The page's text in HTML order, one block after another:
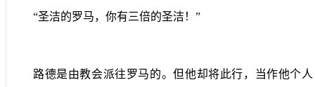
“圣洁的罗马，你有三倍的圣洁！”
路德是由教会派往罗马的。但他却将此行，当作他个人